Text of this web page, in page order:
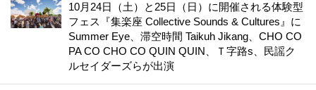
10月24日（土）と25日（日）に開催される体験型
フェス『集楽座 Collective Sounds & Cultures』に
Summer Eye、滞空時間 Taikuh Jikang、CHO CO
PA CO CHO CO QUIN QUIN、Ｔ字路s、民謡ク
ルセイダーズらが出演